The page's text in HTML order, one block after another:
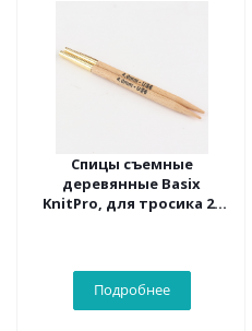
Спицы съемные
деревянные Basix
KnitPro, для тросика 20
Подробнее